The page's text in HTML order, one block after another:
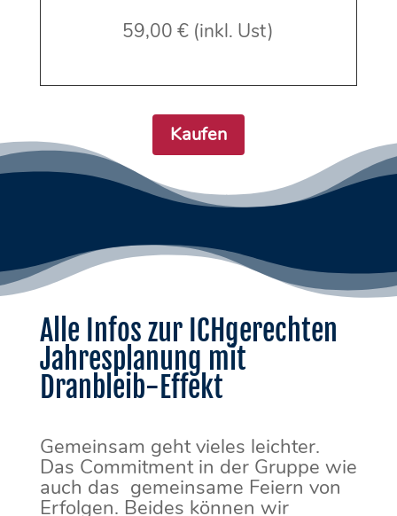
59,00 € (inkl. Ust)
Kaufen
Alle Infos zur ICHgerechten
Jahresplanung mit
Dranbleib-Effekt
Gemeinsam geht vieles leichter.
Das Commitment in der Gruppe wie
auch das gemeinsame Feiern von
Erfolgen. Beides können wir